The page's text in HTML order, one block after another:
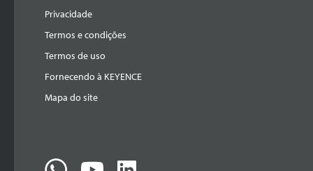
Privacidade
Termos e condições
Termos de uso
Fornecendo à KEYENCE
Mapa do site